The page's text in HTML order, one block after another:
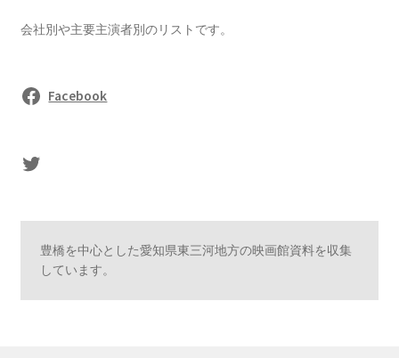
会社別や主要主演者別のリストです。
Facebook
sasaki's Twitter
豊橋を中心とした愛知県東三河地方の映画館資料を収集
しています。